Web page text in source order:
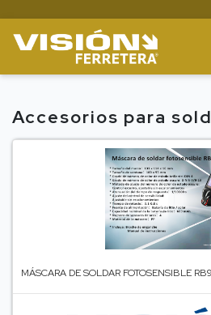
Accesorios para
MÁSCARA DE SOLDAR FOTOSENSIBLE